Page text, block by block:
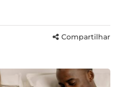
Compartilhar